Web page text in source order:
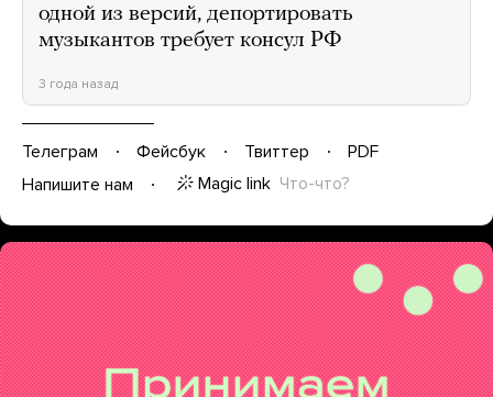
одной из версий, депортировать
музыкантов требует консул РФ
3 года назад
Телеграм Фейсбук Твиттер
PDF
Напишите нам
Magic link Что-что?